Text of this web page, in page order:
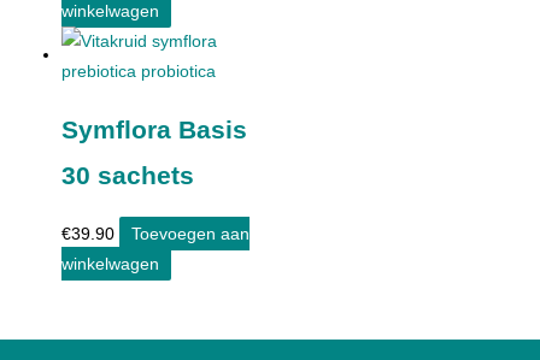
winkelwagen
Symflora Basis
30 sachets
€39.90
Toevoegen aan
winkelwagen